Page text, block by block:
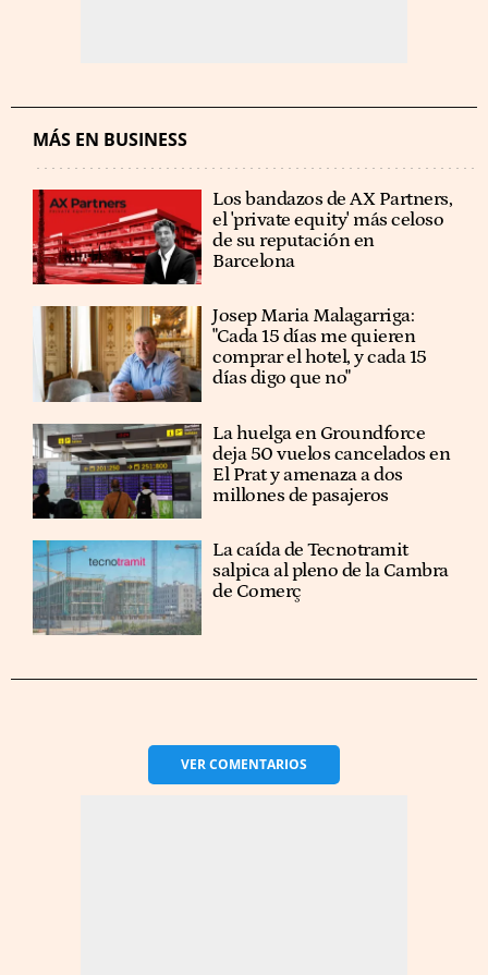
MÁS EN BUSINESS
Los bandazos de AX Partners,
el 'private equity' más celoso
de su reputación en
Barcelona
​​Josep Maria Malagarriga:
"Cada 15 días me quieren
comprar el hotel, y cada 15
días digo que no"
La huelga en Groundforce
deja 50 vuelos cancelados en
El Prat y amenaza a dos
millones de pasajeros
La caída de Tecnotramit
salpica al pleno de la Cambra
de Comerç
VERCOMENTARIOS